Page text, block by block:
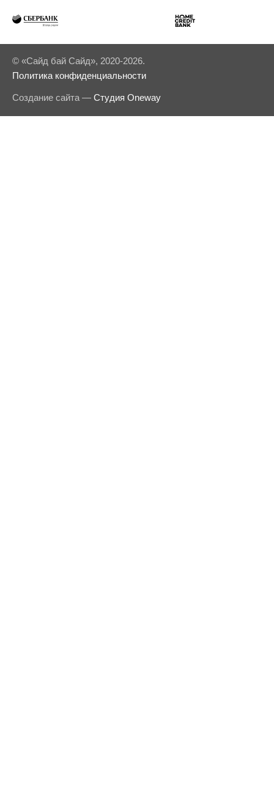
© «Сайд бай Сайд», 2020-2026.
Политика конфиденциальности
Создание сайта — Студия Oneway